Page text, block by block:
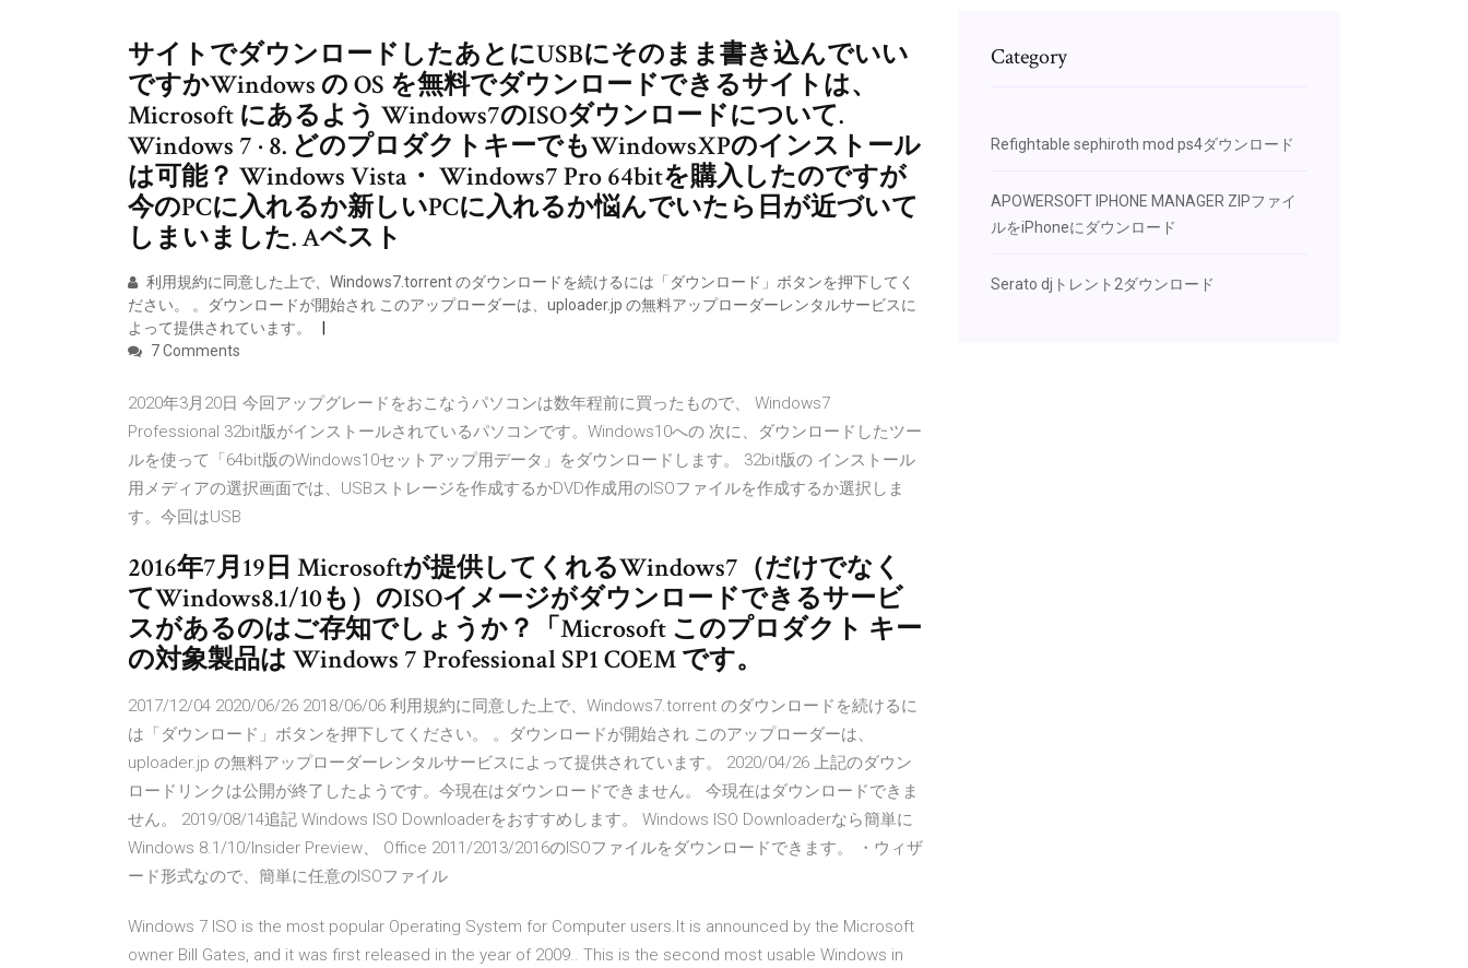
サイトでダウンロードしたあとにUSBにそのまま書き込んでいい
ですかWindows の OS を無料でダウンロードできるサイトは、
Microsoft にあるよう Windows7のISOダウンロードについて.
Windows 7 · 8. どのプロダクトキーでもWindowsXPのインストール
は可能？ Windows Vista・ Windows7 Pro 64bitを購入したのですが
今のPCに入れるか新しいPCに入れるか悩んでいたら日が近づいて
しまいました. Aベスト
利用規約に同意した上で、Windows7.torrent のダウンロードを続けるには「ダウンロード」ボタンを押下してく
ださい。 。ダウンロードが開始され このアップローダーは、uploader.jp の無料アップローダーレンタルサービスに
よって提供されています。
7 Comments
2020年3月20日 今回アップグレードをおこなうパソコンは数年程前に買ったもので、 Windows7
Professional 32bit版がインストールされているパソコンです。Windows10への 次に、ダウンロードしたツー
ルを使って「64bit版のWindows10セットアップ用データ」をダウンロードします。 32bit版の インストール
用メディアの選択画面では、USBストレージを作成するかDVD作成用のISOファイルを作成するか選択しま
す。今回はUSB
2016年7月19日 Microsoftが提供してくれるWindows7（だけでなく
てWindows8.1/10も）のISOイメージがダウンロードできるサービ
スがあるのはご存知でしょうか？「Microsoft このプロダクト キー
の対象製品は Windows 7 Professional SP1 COEM です。
2017/12/04 2020/06/26 2018/06/06 利用規約に同意した上で、Windows7.torrent のダウンロードを続けるに
は「ダウンロード」ボタンを押下してください。 。ダウンロードが開始され このアップローダーは、
uploader.jp の無料アップローダーレンタルサービスによって提供されています。 2020/04/26 上記のダウン
ロードリンクは公開が終了したようです。今現在はダウンロードできません。 今現在はダウンロードできま
せん。 2019/08/14追記 Windows ISO Downloaderをおすすめします。 Windows ISO Downloaderなら簡単に
Windows 8.1/10/Insider Preview、 Office 2011/2013/2016のISOファイルをダウンロードできます。 ・ウィザ
ード形式なので、簡単に任意のISOファイル
Windows 7 ISO is the most popular Operating System for Computer users.It is announced by the Microsoft
owner Bill Gates, and it was first released in the year of 2009.. This is the second most usable Windows in
Category
Refightable sephiroth mod ps4ダウンロード
APOWERSOFT IPHONE MANAGER ZIPファイ
ルをiPhoneにダウンロード
Serato djトレント2ダウンロード